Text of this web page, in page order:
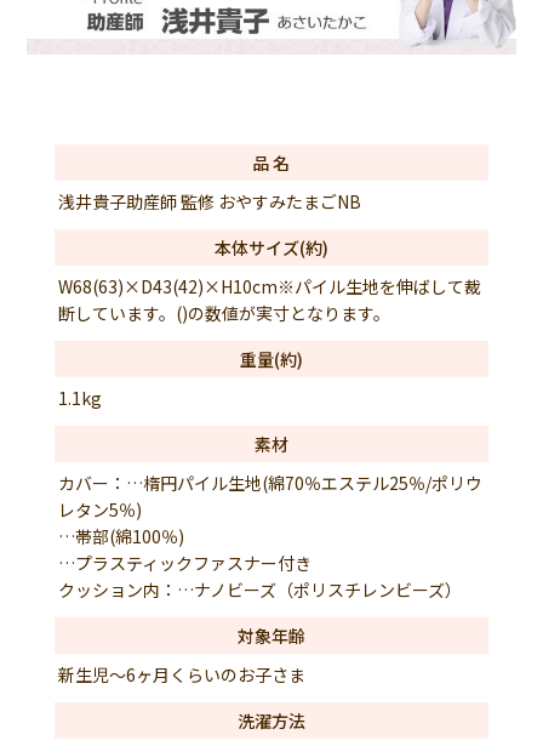
品 名
浅井貴子助産師 監修 おやすみたまごNB
本体サイズ(約)
W68(63)×D43(42)×H10cm※パイル生地を伸ばして裁
断しています。()の数値が実寸となります。
重量(約)
1.1kg
素材
カバー：…楕円パイル生地(綿70％エステル25％/ポリウ
レタン5％)
…帯部(綿100％)
…プラスティックファスナー付き
クッション内：…ナノビーズ（ポリスチレンビーズ）
対象年齢
新生児～6ヶ月くらいのお子さま
洗濯方法